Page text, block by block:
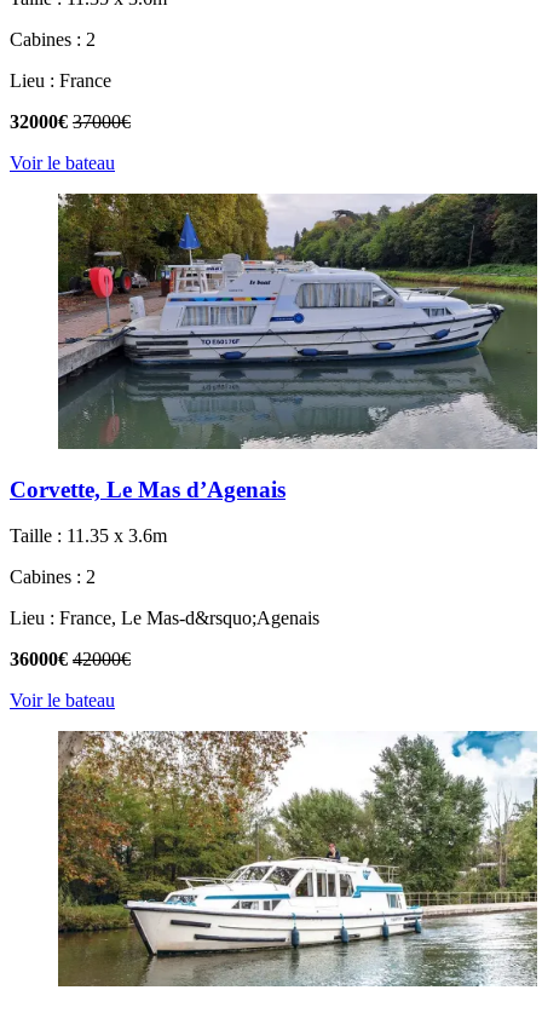
Cabines : 2
Lieu : France
32000€ 37000€
Voir le bateau
Corvette, Le Mas d’Agenais
Taille : 11.35 x 3.6m
Cabines : 2
Lieu : France, Le Mas-d&rsquo;Agenais
36000€ 42000€
Voir le bateau